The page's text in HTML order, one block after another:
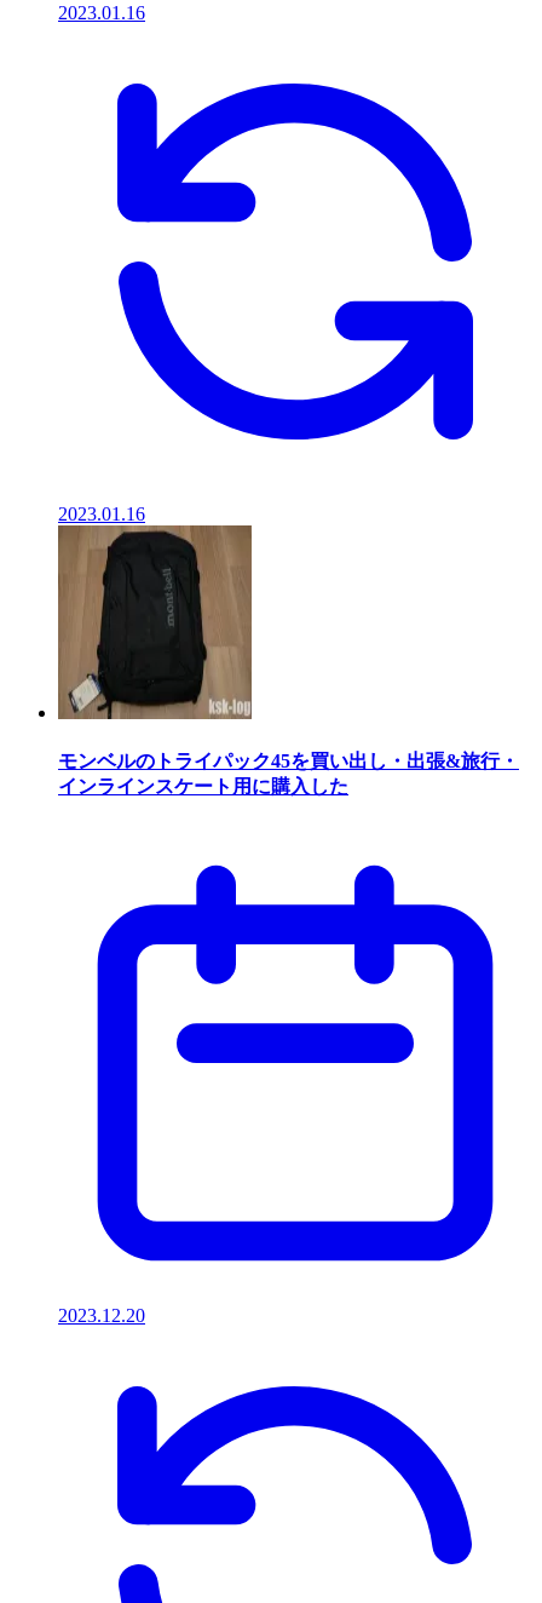
2023.01.16
2023.01.16
モンベルのトライパック45を買い出し・出張&旅行・
インラインスケート用に購入した
2023.12.20